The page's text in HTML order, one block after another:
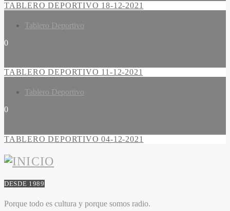
TABLERO DEPORTIVO 18-12-2021
Tablero Deportivo
0
TABLERO DEPORTIVO 11-12-2021
Tablero Deportivo
0
TABLERO DEPORTIVO 04-12-2021
DESDE 1989
Porque todo es cultura y porque somos radio.